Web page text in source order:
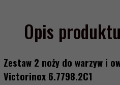
Opis produktu
Zestaw 2 noży do warzyw i
Victorinox 6.7798.2C1